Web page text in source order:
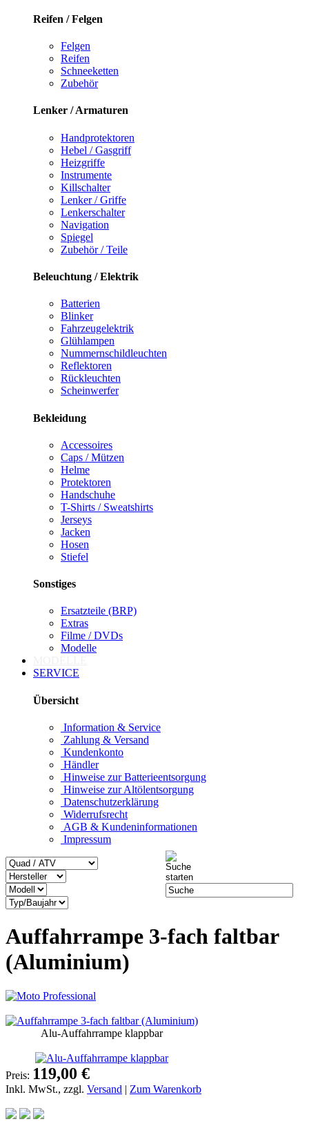
Reifen / Felgen
Felgen
Reifen
Schneeketten
Zubehör
Lenker / Armaturen
Handprotektoren
Hebel / Gasgriff
Heizgriffe
Instrumente
Killschalter
Lenker / Griffe
Lenkerschalter
Navigation
Spiegel
Zubehör / Teile
Beleuchtung / Elektrik
Batterien
Blinker
Fahrzeugelektrik
Glühlampen
Nummernschildleuchten
Reflektoren
Rückleuchten
Scheinwerfer
Bekleidung
Accessoires
Caps / Mützen
Helme
Protektoren
Handschuhe
T-Shirts / Sweatshirts
Jerseys
Jacken
Hosen
Stiefel
Sonstiges
Ersatzteile (BRP)
Extras
Filme / DVDs
Modelle
SERVICE
Übersicht
Information & Service
Zahlung & Versand
Kundenkonto
Händler
Hinweise zur Batterieentsorgung
Hinweise zur Altölentsorgung
Datenschutzerklärung
Widerrufsrecht
AGB & Kundeninformationen
Impressum
Auffahrrampe 3-fach faltbar
(Aluminium)
Alu-Auffahrrampe klappbar
Preis: 119,00 €
Inkl. MwSt., zzgl. Versand | Zum Warenkorb